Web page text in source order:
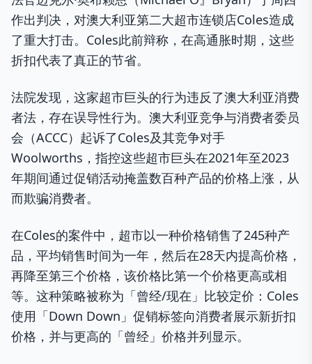
作出判决，对澳大利亚第二大超市连锁店Coles造成
了重大打击。Coles此前辩称，在高通胀时期，这些
折扣代表了真正的节省。
法院发现，这家超市巨头的行为违反了澳大利亚消费
者法，存在误导性行为。澳大利亚竞争与消费者委员
会（ACCC）起诉了Coles及其竞争对手
Woolworths，指控这些超市巨头在2021年至2023
年期间通过促销活动掩盖数百种产品的价格上涨，从
而欺骗消费者。
在Coles的案件中，超市以一种价格销售了245种产
品，平均销售时间为一年，然后在28天内提高价格，
再降至第三个价格，该价格比第一个价格更高或相
等。这种策略被称为「曾经/现在」比较定价：Coles
使用「Down Down」促销标签向消费者展示新折扣
价格，并与更高的「曾经」价格并列显示。